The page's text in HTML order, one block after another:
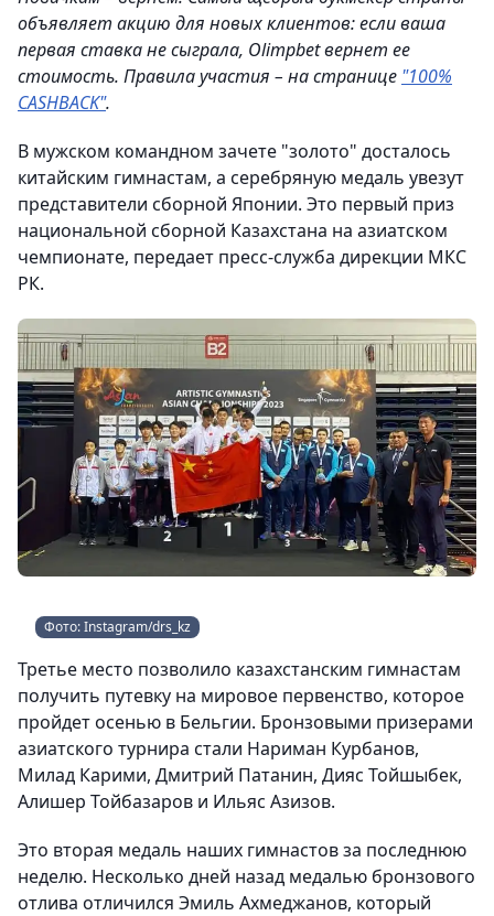
объявляет акцию для новых клиентов: если ваша
первая ставка не сыграла, Olimpbet вернет ее
стоимость. Правила участия – на странице "100%
CASHBACK".
В мужском командном зачете "золото" досталось
китайским гимнастам, а серебряную медаль увезут
представители сборной Японии. Это первый приз
национальной сборной Казахстана на азиатском
чемпионате, передает пресс-служба дирекции МКС
РК.
Фото: Instagram/drs_kz
Третье место позволило казахстанским гимнастам
получить путевку на мировое первенство, которое
пройдет осенью в Бельгии. Бронзовыми призерами
азиатского турнира стали Нариман Курбанов,
Милад Карими, Дмитрий Патанин, Дияс Тойшыбек,
Алишер Тойбазаров и Ильяс Азизов.
Это вторая медаль наших гимнастов за последнюю
неделю. Несколько дней назад медалью бронзового
отлива отличился Эмиль Ахмеджанов, который